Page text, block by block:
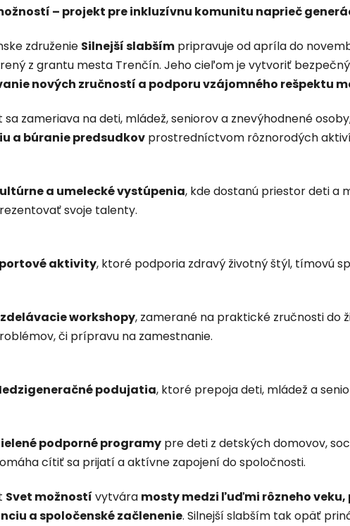
– projekt pre inkluzívnu komunitu naprieč
združenie Silnejší slabším pripravuje od apríla do
z grantu mesta Trenčín. Jeho cieľom je vytvoriť
nových zručností a podporu vzájomného rešpektu
sa zameriava na deti, mládež, seniorov a znevýhodnené
a búranie predsudkov prostredníctvom rôznorodých
a umelecké vystúpenia, kde dostanú priestor deti a
svoje talenty.
aktivity, ktoré podporia zdravý životný štýl, tímovú
workshopy, zamerané na praktické zručnosti do
či prípravu na zamestnanie.
podujatia, ktoré prepoja deti, mládež a
podporné programy pre deti z detských domovov,
cítiť sa prijatí a aktívne zapojení do spoločnosti.
Svet možností vytvára mosty medzi ľuďmi rôzneho
a spoločenské začlenenie. Silnejší slabším tak opäť